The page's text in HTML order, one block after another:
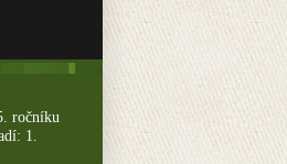
ročníku
1.